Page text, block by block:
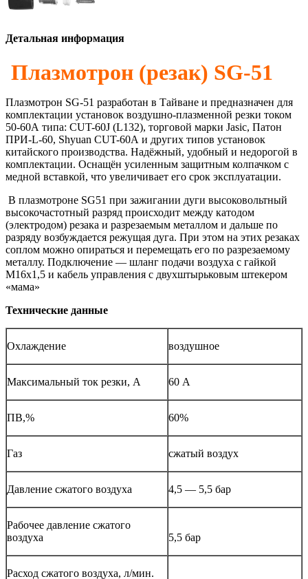
Детальная информация
Плазмотрон (резак) SG-51
Плазмотрон SG-51 разработан в Тайване и предназначен для
комплектации установок воздушно-плазменной резки током
50-60А типа: CUT-60J (L132), торговой марки Jasic, Патон
ПРИ-L-60, Shyuan CUT-60А и других типов установок
китайского производства. Надёжный, удобный и недорогой в
комплектации. Оснащён усиленным защитным колпачком с
медной вставкой, что увеличивает его срок эксплуатации.
В плазмотроне SG51 при зажигании дуги высоковольтный
высокочастотный разряд происходит между катодом
(электродом) резака и разрезаемым металлом и дальше по
разряду возбуждается режущая дуга. При этом на этих резаках
соплом можно опираться и перемещать его по разрезаемому
металлу. Подключение — шланг подачи воздуха с гайкой
М16х1,5 и кабель управления с двухштырьковым штекером
«мама»
Технические данные
Охлаждение воздушное
Максимальный ток резки, А 60 А
ПВ,% 60%
Газ сжатый воздух
Давление сжатого воздуха 4,5 — 5,5 бар
Рабочее давление сжатого
воздуха
5,5 бар
Расход сжатого воздуха, л/мин.